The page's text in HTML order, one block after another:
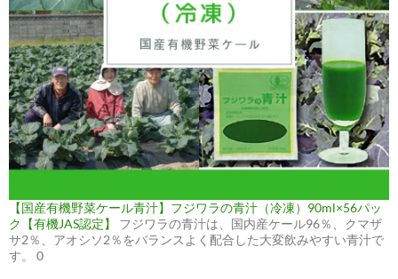
【国産有機野菜ケール青汁】フジワラの青汁（冷凍）90ml×56パッ
ク【有機JAS認定】
フジワラの青汁は、国内産ケール96％、クマザ
サ2％、アオシソ2％をバランスよく配合した大変飲みやすい青汁で
す。 0